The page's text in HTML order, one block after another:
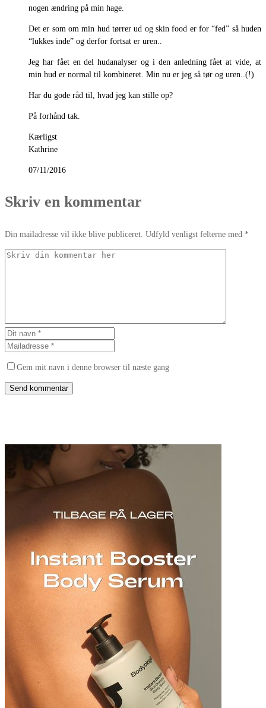
nogen ændring på min hage.
Det er som om min hud tørrer ud og skin food er for “fed” så huden
“lukkes inde” og derfor fortsat er uren..
Jeg har fået en del hudanalyser og i den anledning fået at vide, at
min hud er normal til kombineret. Min nu er jeg så tør og uren..(!)
Har du gode råd til, hvad jeg kan stille op?
På forhånd tak.
Kærligst
Kathrine
07/11/2016
Skriv en kommentar
Din mailadresse vil ikke blive publiceret. Udfyld venligst felterne med *
Gem mit navn i denne browser til næste gang